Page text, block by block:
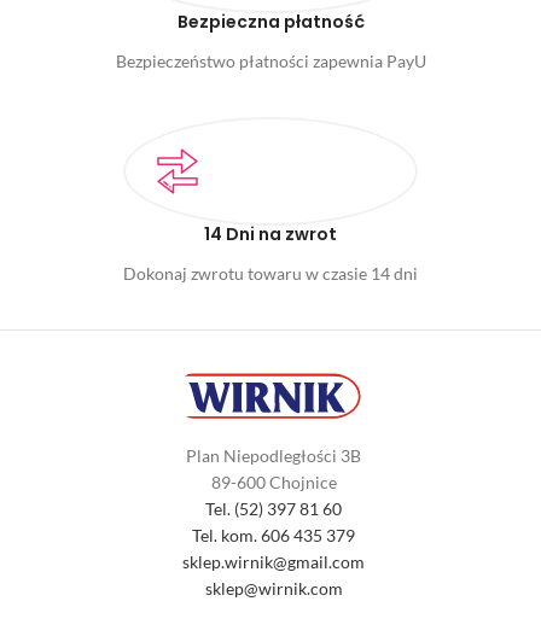
Bezpieczna płatność
Bezpieczeństwo płatności zapewnia PayU
14 Dni na zwrot
Dokonaj zwrotu towaru w czasie 14 dni
Plan Niepodległości 3B
89-600 Chojnice
Tel. (52) 397 81 60
Tel. kom. 606 435 379
sklep.wirnik@gmail.com
sklep@wirnik.com